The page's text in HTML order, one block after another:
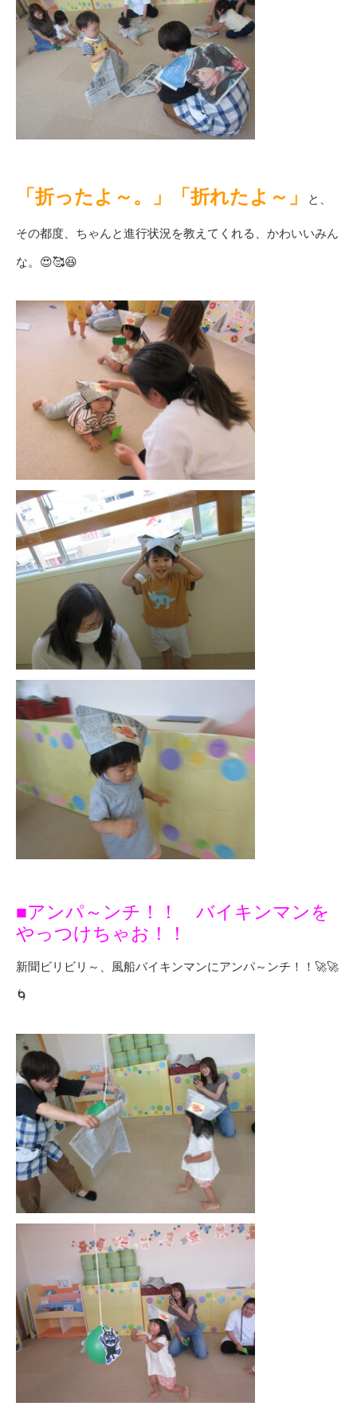
「折ったよ～。」「折れたよ～」 と、
その都度、ちゃんと進行状況を教えてくれる、かわいいみん
な。😍🥰😆
■アンパ～ンチ！！ バイキンマンを
やっつけちゃお！！
新聞ビリビリ～、風船バイキンマンにアンパ～ンチ！！🚀🚀
🌀